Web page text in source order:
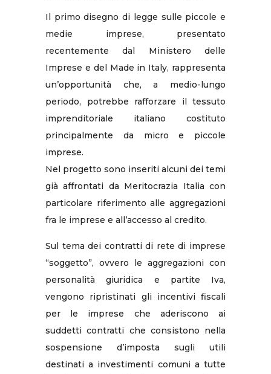
Il primo disegno di legge sulle piccole e
medie imprese, presentato
recentemente dal Ministero delle
Imprese e del Made in Italy, rappresenta
un’opportunità che, a medio-lungo
periodo, potrebbe rafforzare il tessuto
imprenditoriale italiano costituto
principalmente da micro e piccole
imprese.
Nel progetto sono inseriti alcuni dei temi
già affrontati da Meritocrazia Italia con
particolare riferimento alle aggregazioni
fra le imprese e all’accesso al credito.
Sul tema dei contratti di rete di imprese
“soggetto”, ovvero le aggregazioni con
personalità giuridica e partite Iva,
vengono ripristinati gli incentivi fiscali
per le imprese che aderiscono ai
suddetti contratti che consistono nella
sospensione d’imposta sugli utili
destinati a investimenti comuni a tutte